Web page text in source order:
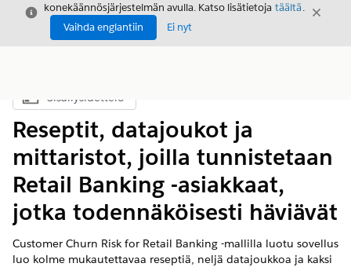
Sulje
konekäännösjärjestelmän avulla. Katso lisätietoja täältä.
Vaihda englantiin
Ei nyt
Sulje
Näytä sisällysluettelo
Sisällysluettelo
Reseptit, datajoukot ja
mittaristot, joilla tunnistetaan
Retail Banking -asiakkaat,
jotka todennäköisesti häviävät
Customer Churn Risk for Retail Banking -mallilla luotu sovellus
luo kolme mukautettavaa reseptiä, neljä datajoukkoa ja kaksi